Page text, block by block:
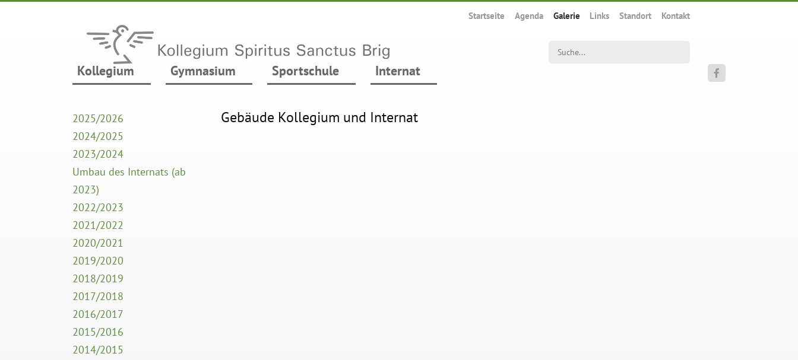
Startseite Agenda Galerie Links Standort Kontakt
Kollegium Gymnasium Sportschule Internat 
2025/2026
2024/2025
2023/2024
Umbau des Internats (ab
2023)
2022/2023
2021/2022
2020/2021
2019/2020
2018/2019
2017/2018
2016/2017
2015/2016
2014/2015
Gebäude Kollegium und Internat